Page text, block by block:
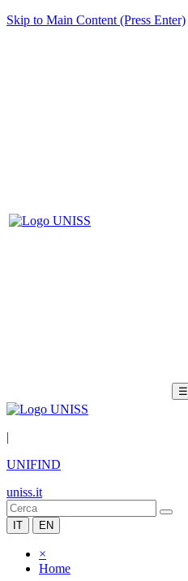
Skip to Main Content (Press Enter)
☰
|
UNIFIND
uniss.it
IT EN
×
Home